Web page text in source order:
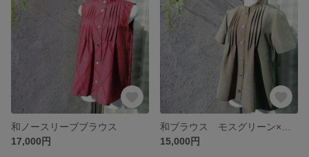
和ノースリーブブラウス
17,000円
15,000円